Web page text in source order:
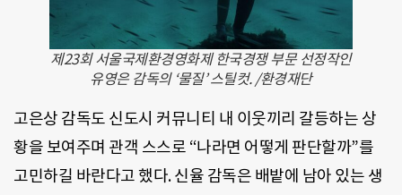
제23회 서울국제환경영화제 한국경쟁 부문 선정작인
유영은 감독의 ‘물질’ 스틸컷. /환경재단
고은상 감독도 신도시 커뮤니티 내 이웃끼리 갈등하는 상
황을 보여주며 관객 스스로 “나라면 어떻게 판단할까”를
고민하길 바란다고 했다. 신율 감독은 배밭에 남아 있는 생